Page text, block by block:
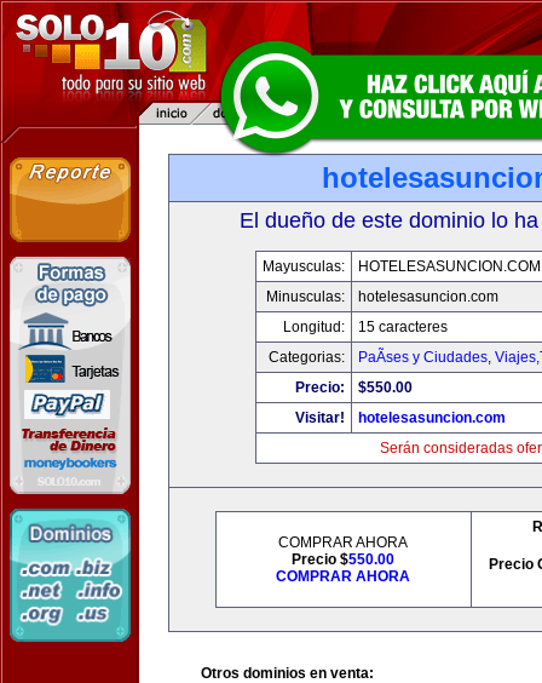
El dueño de este dominio lo
Mayusculas:
HOTELESASUNCION.COM
Minusculas:
hotelesasuncion.com
Longitud:
15 caracteres
Categorias:
PaÃ­ses y Ciudades,
Precio:
$550.00
Visitar!
hotelesasuncion.com
Serán consideradas
COMPRAR AHORA
Precio $550.00
COMPRAR AHORA
Precio
Otros dominios en venta: